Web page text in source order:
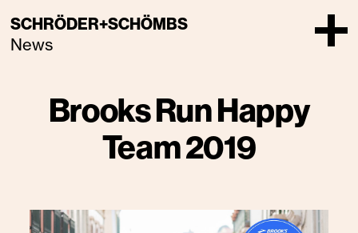
SCHRÖDER+SCHÖMBS
News
Brooks Run Happy
Team 2019